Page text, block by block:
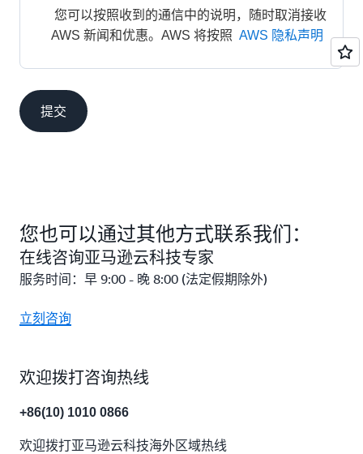
AWS 新闻和优惠。AWS 将按照 AWS 隐私声明
提交
您也可以通过其他方式联系我们：
在线咨询亚马逊云科技专家
服务时间：早 9:00 - 晚 8:00 (法定假期除外)
立刻咨询
欢迎拨打咨询热线
+86(10) 1010 0866
欢迎拨打亚马逊云科技海外区域热线